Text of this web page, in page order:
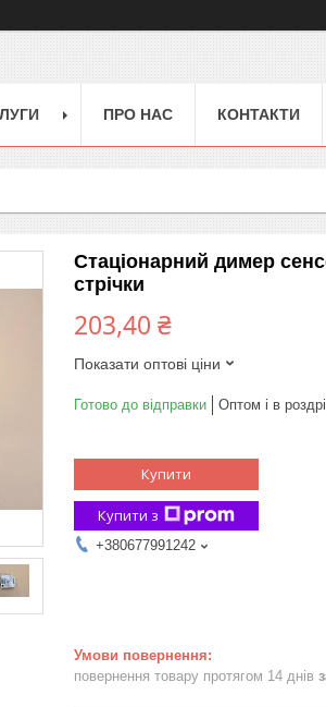
ПРО НАС КОНТАКТИ
Стаціонарний димер
стрічки
203,40 ₴
Показати оптові ціни
Готово до відправки Оптом і в
Купити
Купити з
+380677991242
повернення товару протягом 14 днів